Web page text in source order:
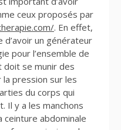
ceux proposés par
. En effet,
d’avoir un générateur
pour l’ensemble de
doit se munir des
pression sur les
du corps qui
Il y a les manchons
ceinture abdominale